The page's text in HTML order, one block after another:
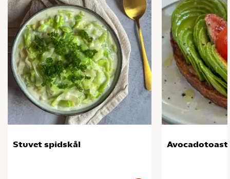
Stuvet spidskål Avocadotoast